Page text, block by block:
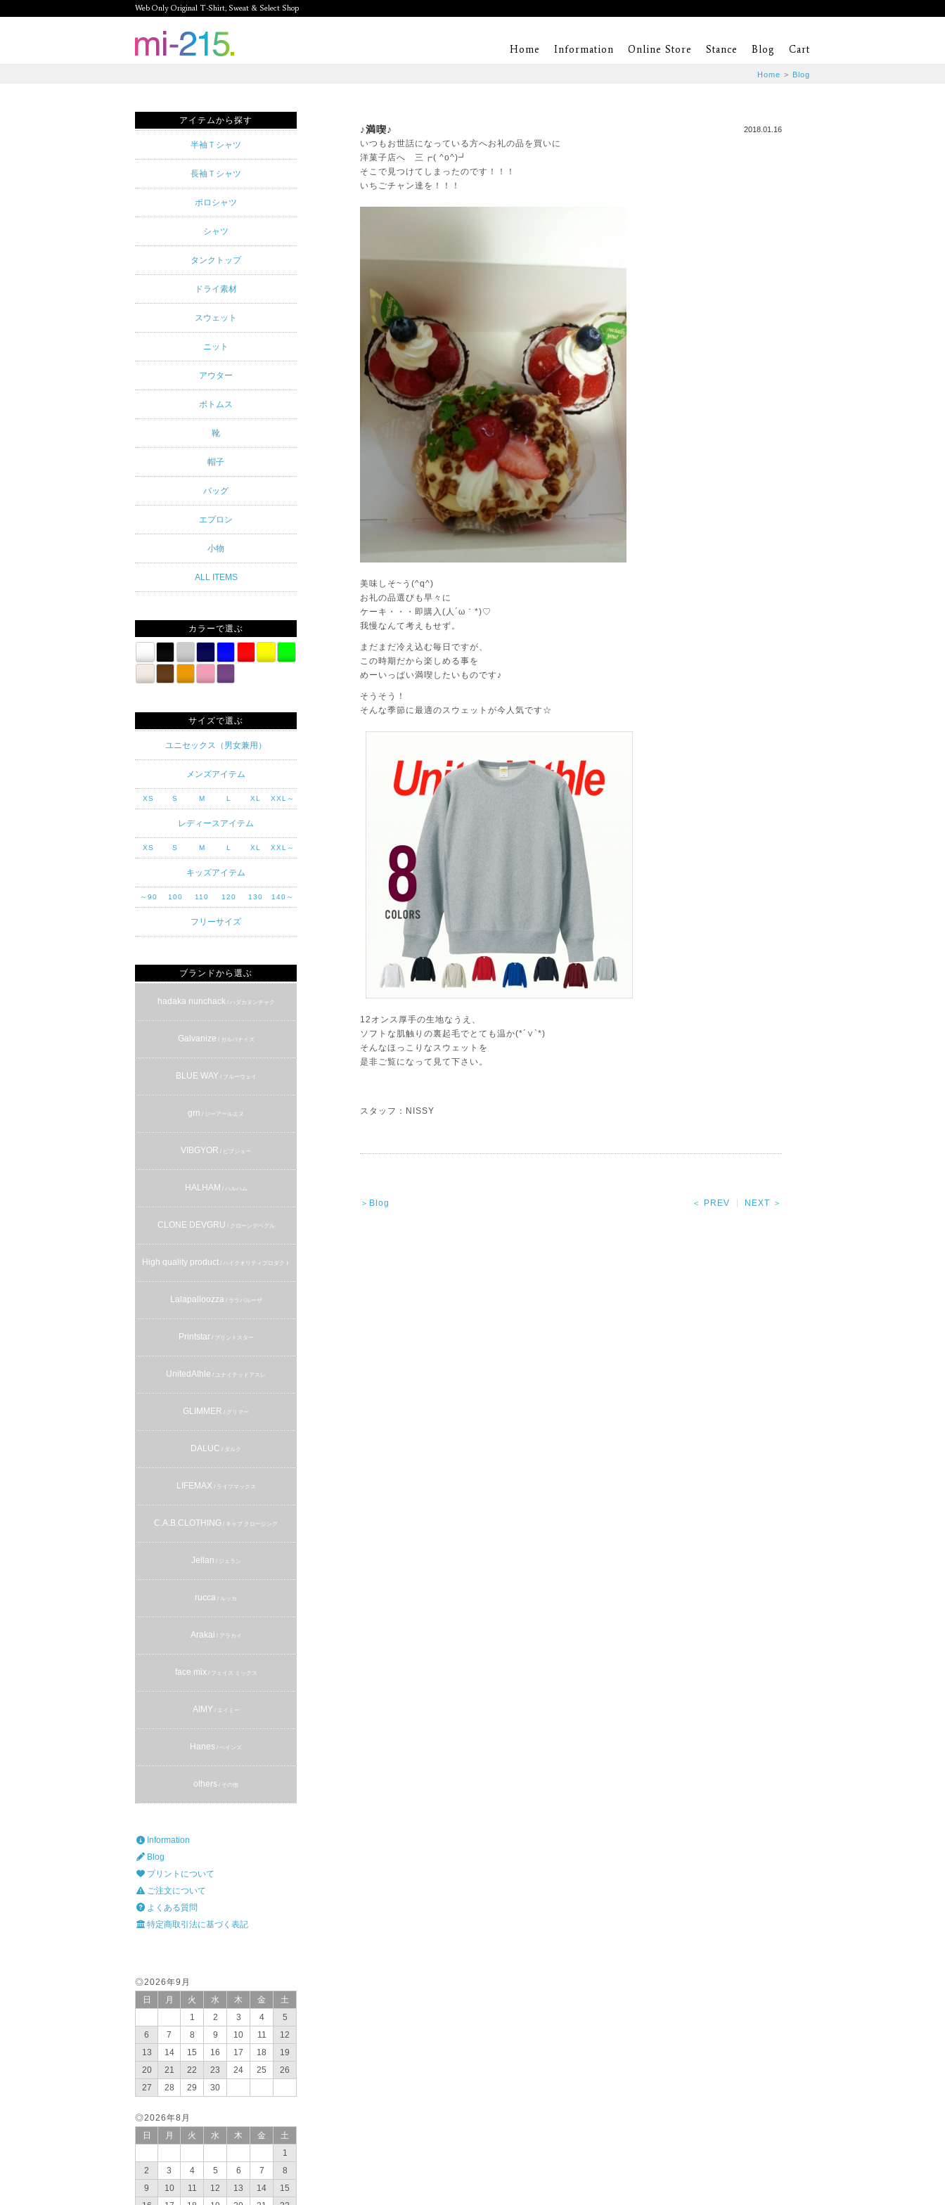
Web Only Original T-Shirt, Sweat & Select Shop
mi-215.
Original T-
Sweat &
Shop mi-
215. Tシャ
ツを中心と
したカジュ
アルスタイ
ルブランド
専門通販
Home Information Online Store Stance Blog Cart
Home > Blog
2018.01.16
♪満喫♪
いつもお世話になっている方へお礼の品を買いに
洋菓子店へ 三┏( ^o^)┛
そこで見つけてしまったのです！！！
いちごチャン達を！！！
美味しそ~う(^q^)
お礼の品選びも早々に
ケーキ・・・即購入(人´ω｀*)♡
我慢なんて考えもせず。
まだまだ冷え込む毎日ですが、
この時期だから楽しめる事を
めーいっぱい満喫したいものです♪
そうそう！
そんな季節に最適のスウェットが今人気です☆
12オンス厚手の生地なうえ、
ソフトな肌触りの裏起毛でとても温か(*´∨`*)
そんなほっこりなスウェットを
是非ご覧になって見て下さい。
スタッフ：NISSY
＞Blog ＜ PREV NEXT ＞
アイテムから探す
半袖Ｔシャツ
長袖Ｔシャツ
ポロシャツ
シャツ
タンクトップ
ドライ素材
スウェット
ニット
アウター
ボトムス
靴
帽子
バッグ
エプロン
小物
ALL ITEMS
カラーで選ぶ
サイズで選ぶ
ユニセックス（男女兼用）
メンズアイテム
XS S M L XL XXL～
レディースアイテム
XS S M L XL XXL～
キッズアイテム
～90 100 110 120 130 140～
フリーサイズ
ブランドから選ぶ
hadaka nunchack/ ハダカヌンチャク
Galvanize / ガルバナイズ
BLUE WAY / ブルーウェイ
grn / ジーアールエヌ
VIBGYOR / ビブジョー
HALHAM / ハルハム
CLONE DEVGRU / クローンデベグル
High quality product/ ハイクオリティプロダクト
Lalapalloozza/ ララパルーザ
Printstar / プリントスター
UnitedAthle / ユナイテッドアスレ
GLIMMER / グリマー
DALUC / ダルク
LIFEMAX / ライフマックス
C.A.B.CLOTHING / キャブ クロージング
Jellan / ジェラン
rucca / ルッカ
Arakai / アラカイ
face mix/ フェイス ミックス
AIMY / エイミー
Hanes / ヘインズ
others / その他
Information
Blog
プリントについて
ご注文について
よくある質問
特定商取引法に基づく表記
◎2026年9月
日
月 火 水 木 金
土
1
2 3 4
5
6
7 8 9 10 11
12
13
14 15 16 17 18
19
20
21 22 23 24 25
26
27
28 29 30
◎2026年8月
日
月 火 水 木 金
土
1
2
3 4 5 6 7
8
9
10 11 12 13 14
15